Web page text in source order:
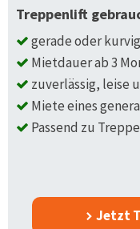
Treppenlift
gerade oder kurvig
Mietdauer ab 3
zuverlässig, leise
Miete eines
Passend zu
Jetzt